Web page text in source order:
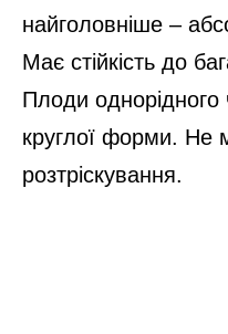
найголовніше –
Має стійкість до
Плоди однорідного
круглої форми. Не
розтріскування.